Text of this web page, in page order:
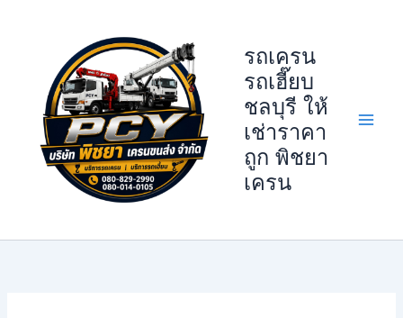
รถเครน
รถเฮี๊ยบ
ชลบุรี ให้
เช่าราคา
ถูก พิชยา
เครน